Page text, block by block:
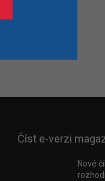
Číst e-verzi
Nové